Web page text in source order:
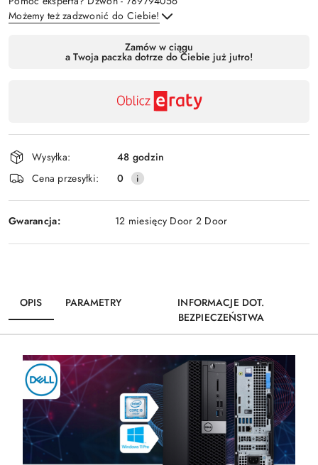
Możemy też zadzwonić do Ciebie!
Zamów w ciągu
a Twoja paczka dotrze do Ciebie już jutro!
Wysyłka:
48 godzin
Cena przesyłki:
0
Gwarancja: 12 miesięcy Door 2 Door
OPIS PARAMETRY
INFORMACJE DOT.
BEZPIECZEŃSTWA